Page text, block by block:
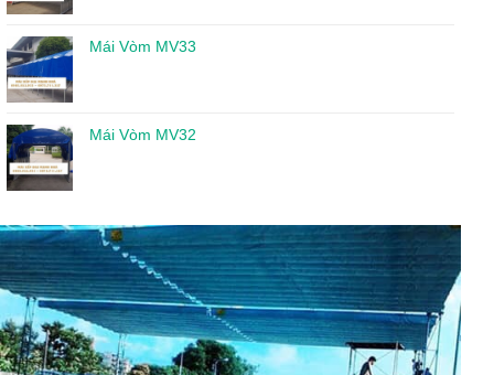
Mái Vòm MV33
Mái Vòm MV32